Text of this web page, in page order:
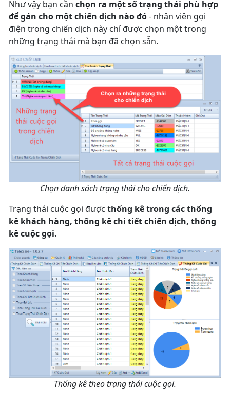
Như vậy bạn cần chọn ra một số trạng thái phù hợp
để gán cho một chiến dịch nào đó- nhân viên gọi
điện trong chiến dịch này chỉ được chọn một trong
những trạng thái mà bạn đã chọn sẵn.
Chọn danh sách trạng thái cho chiến dịch.
Trạng thái cuộc gọi được thống kê trong các thống
kê khách hàng, thống kê chi tiết chiến dịch, thống
kê cuộc gọi.
Thống kê theo trạng thái cuộc gọi.